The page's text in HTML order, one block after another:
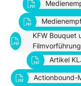
KFW Bouquet
KFW Bouquet
Artikel
Artikel
Actionbound-
Actionbound-